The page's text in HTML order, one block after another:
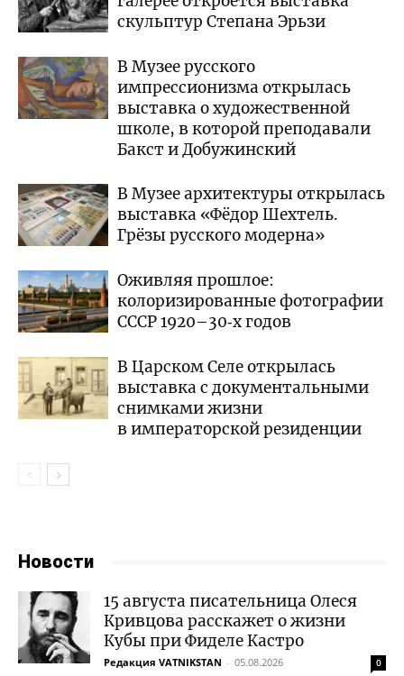
скульптур Степана Эрьзи
В Музее русского
импрессионизма открылась
выставка о художественной
школе, в которой преподавали
Бакст и Добужинский
В Музее архитектуры открылась
выставка «Фёдор Шехтель.
Грёзы русского модерна»
Оживляя прошлое:
колоризированные фотографии
СССР 1920–30‑х годов
В Царском Селе открылась
выставка с документальными
снимками жизни
в императорской резиденции
Новости
15 августа писательница Олеся
Кривцова расскажет о жизни
Кубы при Фиделе Кастро
Редакция VATNIKSTAN - 05.08.2026 0